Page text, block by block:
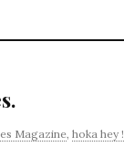
Magazine, hoka hey !